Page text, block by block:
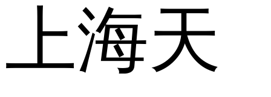
上海天